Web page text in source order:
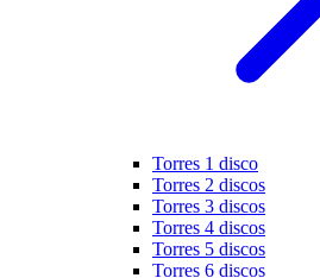
Torres 1 disco
Torres 2 discos
Torres 3 discos
Torres 4 discos
Torres 5 discos
Torres 6 discos